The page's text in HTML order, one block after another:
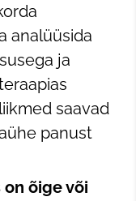
analüüsida
ja
saavad
panust
õige või